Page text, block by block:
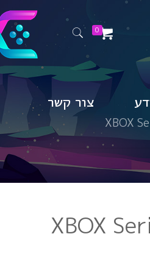
צור קשר
0